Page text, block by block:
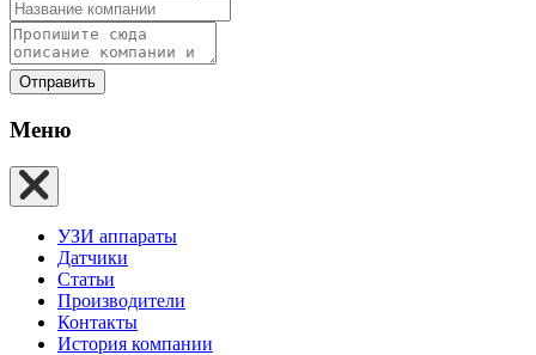
Отправить
Меню
УЗИ аппараты
Датчики
Статьи
Производители
Контакты
История компании